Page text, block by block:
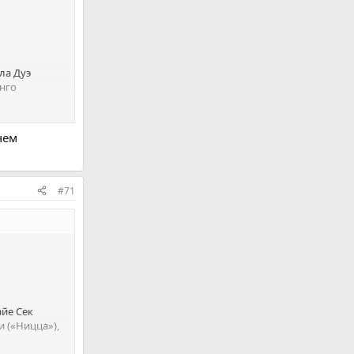
Дуэ
Франк
Николя
#71
Сек
(«Ницца»),